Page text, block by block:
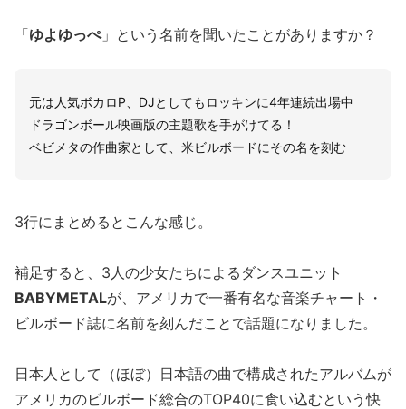
「ゆよゆっぺ」という名前を聞いたことがありますか？
元は人気ボカロP、DJとしてもロッキンに4年連続出場中
ドラゴンボール映画版の主題歌を手がけてる！
ベビメタの作曲家として、米ビルボードにその名を刻む
3行にまとめるとこんな感じ。
補足すると、3人の少女たちによるダンスユニット
BABYMETALが、アメリカで一番有名な音楽チャート・
ビルボード誌に名前を刻んだことで話題になりました。
日本人として（ほぼ）日本語の曲で構成されたアルバムが
アメリカのビルボード総合のTOP40に食い込むという快